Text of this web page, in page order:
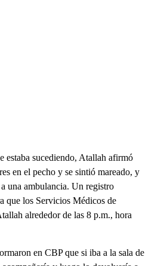
estaba sucediendo, Atallah afirmó
en el pecho y se sintió mareado, y
una ambulancia. Un registro
que los Servicios Médicos de
alrededor de las 8 p.m., hora
en CBP que si iba a la sala de